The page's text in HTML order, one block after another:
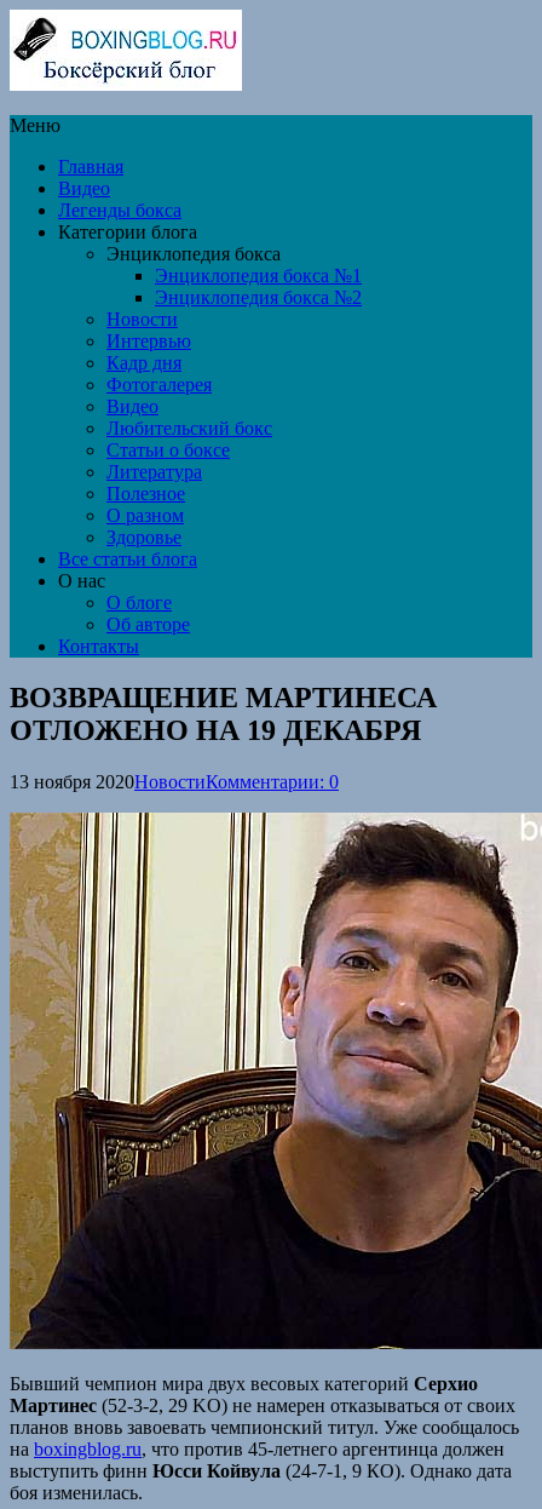
Меню
Главная
Видео
Легенды бокса
Категории блога
Энциклопедия бокса
Энциклопедия бокса №1
Энциклопедия бокса №2
Новости
Интервью
Кадр дня
Фотогалерея
Видео
Любительский бокс
Статьи о боксе
Литература
Полезное
О разном
Здоровье
Все статьи блога
О нас
О блоге
Об авторе
Контакты
ВОЗВРАЩЕНИЕ МАРТИНЕСА
ОТЛОЖЕНО НА 19 ДЕКАБРЯ
13 ноября 2020НовостиКомментарии: 0
Бывший чемпион мира двух весовых категорий Серхио
Мартинес (52-3-2, 29 KO) не намерен отказываться от своих
планов вновь завоевать чемпионский титул. Уже сообщалось
на boxingblog.ru, что против 45-летнего аргентинца должен
выступить финн Юсси Койвула (24-7-1, 9 КО). Однако дата
боя изменилась.